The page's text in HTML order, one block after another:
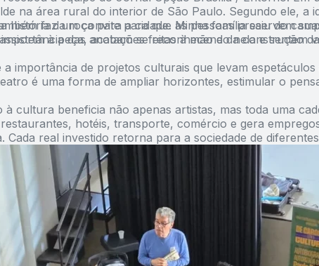
na área rural do interior de São Paulo. Segundo ele, a
história da roça para a cidade. Minha família saiu do
à peça, acabam se reconhecendo nela e sentem
faz um convite para que as pessoas preservem
das anotações feitas à mão e da construção
importância de projetos culturais que levam
é uma forma de ampliar horizontes, estimular o
cultura beneficia não apenas artistas, mas toda uma
hotéis, transporte, comércio e gera
Cada real investido retorna para a sociedade de